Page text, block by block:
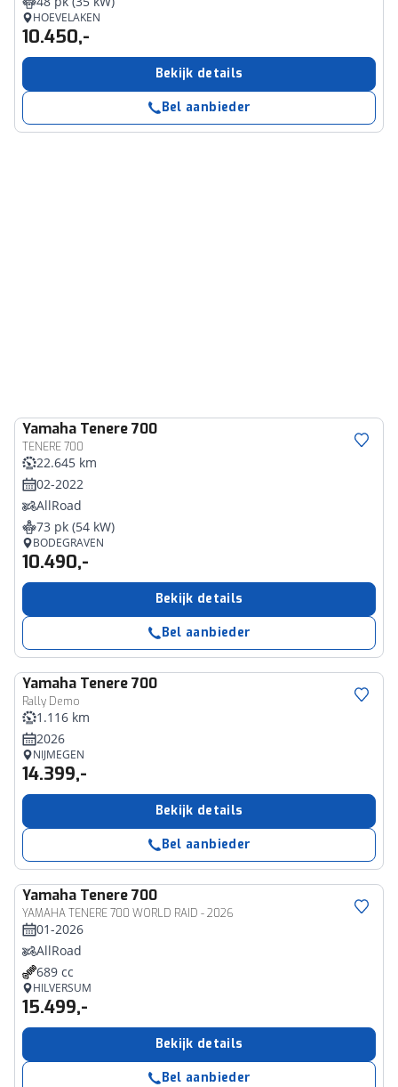
HOEVELAKEN
10.450,-
Bekijk details
Bel aanbieder
Yamaha Tenere 700
TENERE 700
22.645 km
02-2022
AllRoad
73 pk (54 kW)
BODEGRAVEN
10.490,-
Bekijk details
Bel aanbieder
Yamaha Tenere 700
Rally Demo
1.116 km
2026
NIJMEGEN
14.399,-
Bekijk details
Bel aanbieder
Yamaha Tenere 700
YAMAHA TENERE 700 WORLD RAID - 2026
01-2026
AllRoad
689 cc
HILVERSUM
15.499,-
Bekijk details
Bel aanbieder